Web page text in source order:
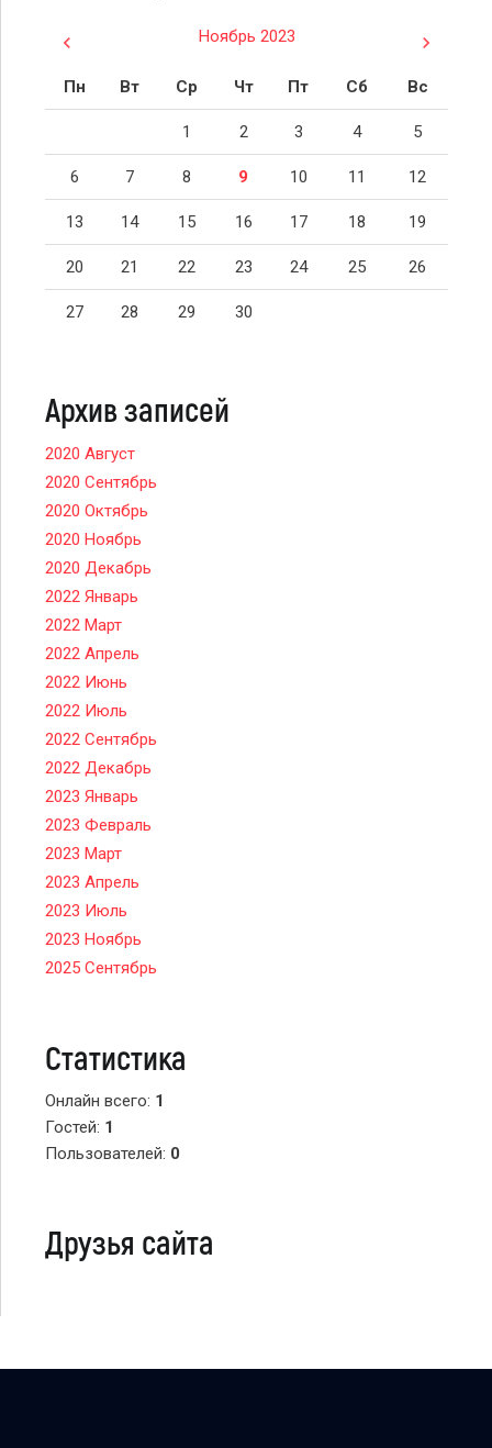
Ноябрь 2023
Пн Вт Ср Чт Пт Сб Вс
1 2 3 4 5
6 7 8 9 10 11 12
13 14 15 16 17 18 19
20 21 22 23 24 25 26
27 28 29 30
Архив записей
2020 Август
2020 Сентябрь
2020 Октябрь
2020 Ноябрь
2020 Декабрь
2022 Январь
2022 Март
2022 Апрель
2022 Июнь
2022 Июль
2022 Сентябрь
2022 Декабрь
2023 Январь
2023 Февраль
2023 Март
2023 Апрель
2023 Июль
2023 Ноябрь
2025 Сентябрь
Статистика
Онлайн всего: 1
Гостей: 1
Пользователей: 0
Друзья сайта